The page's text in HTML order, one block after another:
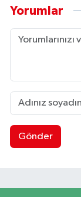
Yorumlar
Gönder